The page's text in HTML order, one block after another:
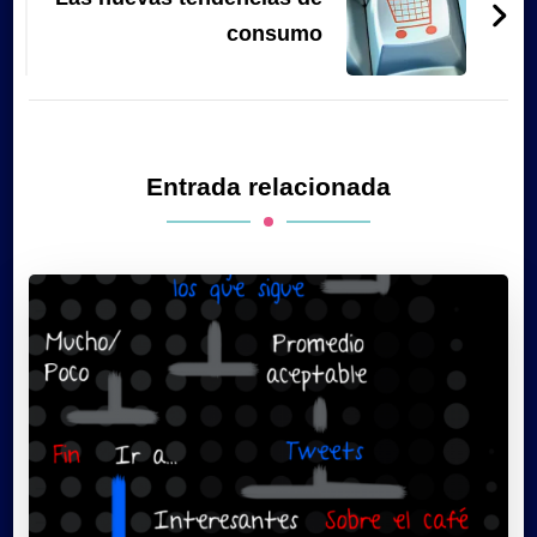
consumo
Entrada relacionada